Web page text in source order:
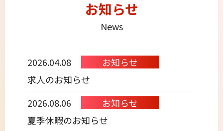
お知らせ
News
2026.04.08
お知らせ
求人のお知らせ
2026.08.06
お知らせ
夏季休暇のお知らせ